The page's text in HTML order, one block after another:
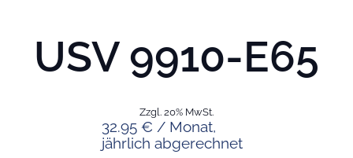
USV 9910-E65
32.95 € / Monat,
jährlich abgerechnet
Zzgl. 20% MwSt.